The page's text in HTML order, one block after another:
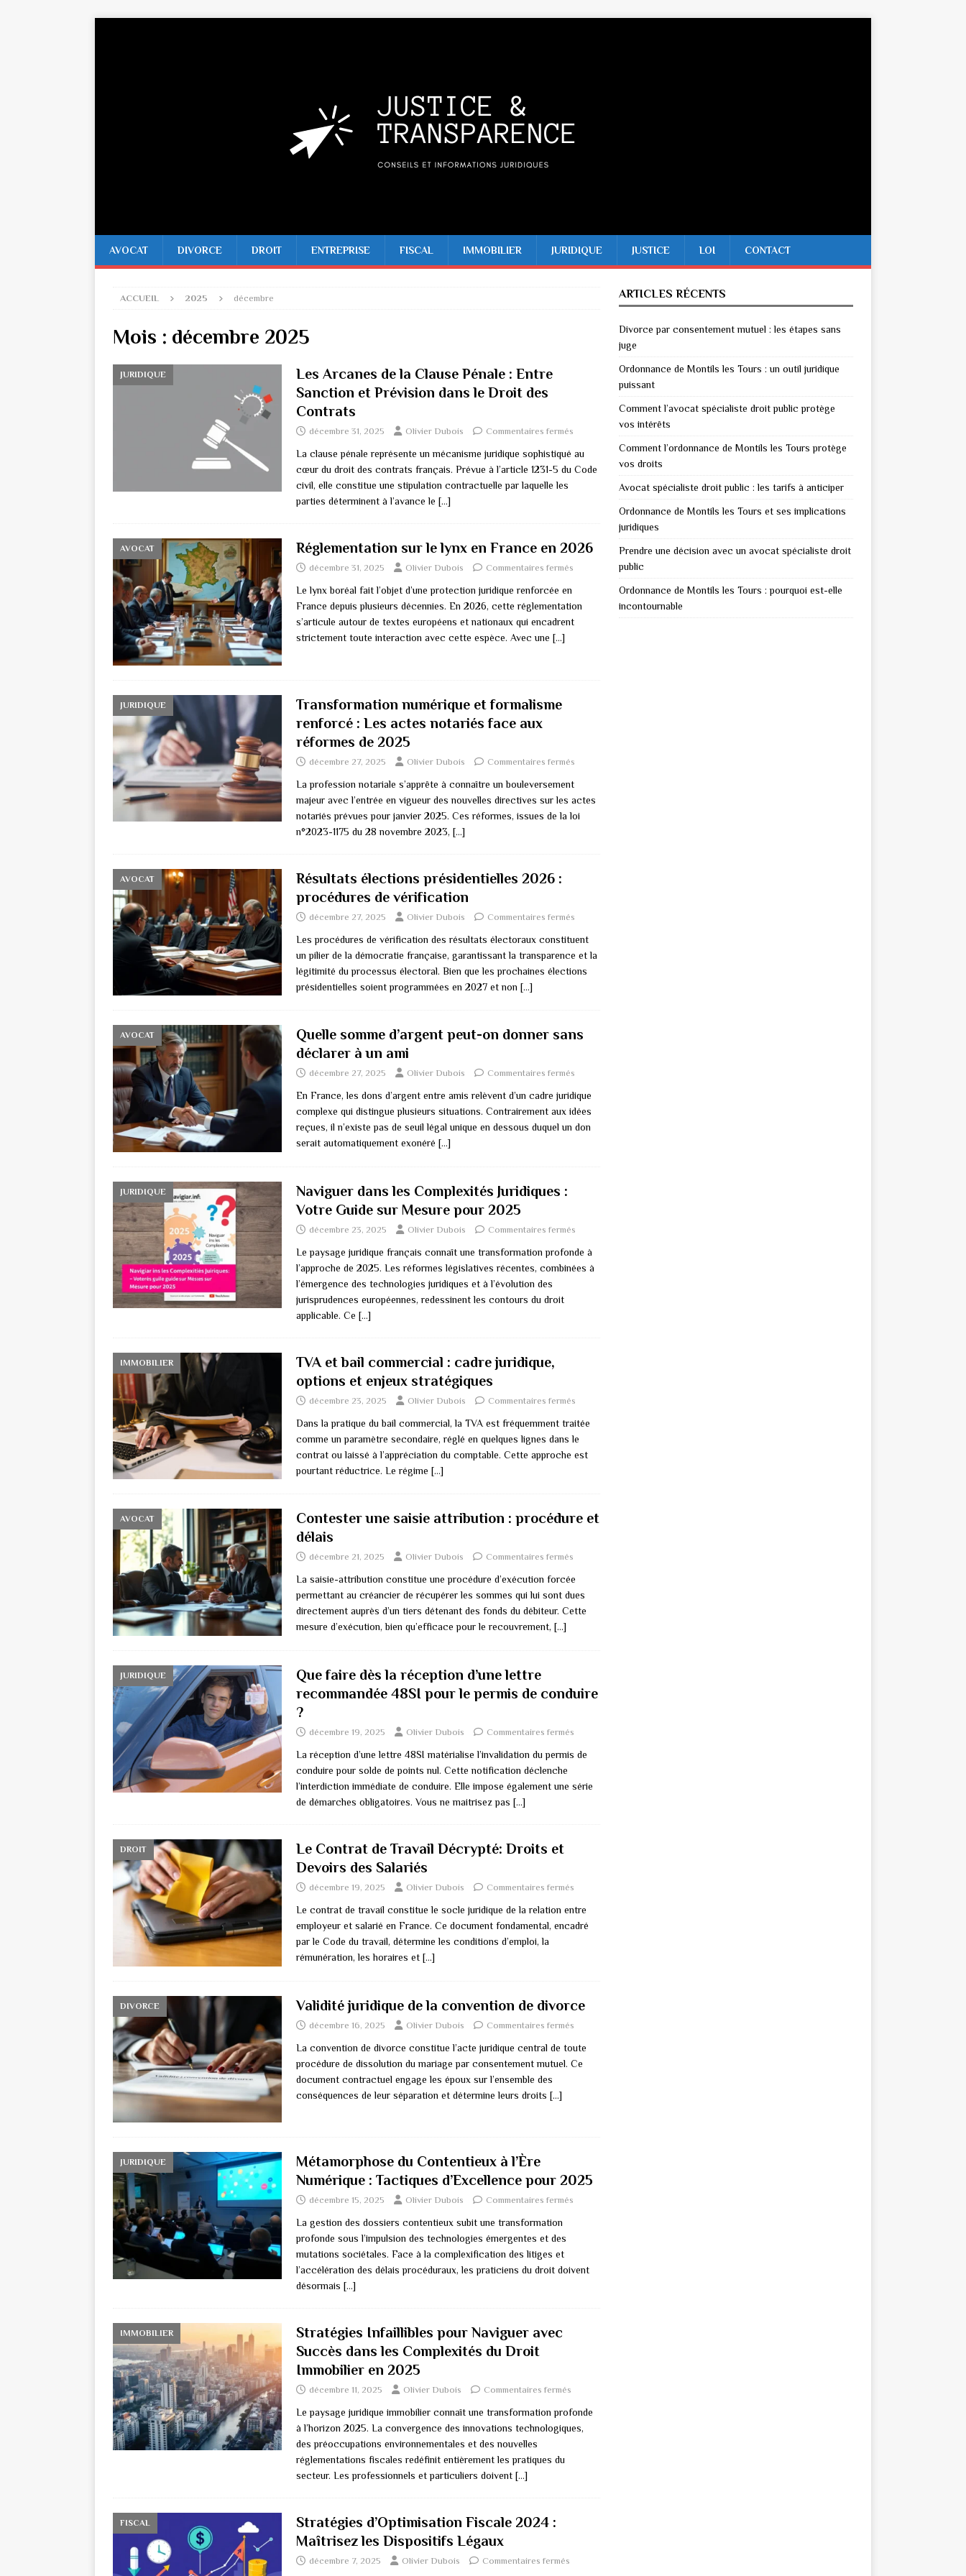
AVOCAT DIVORCE DROIT ENTREPRISE FISCAL IMMOBILIER JURIDIQUE JUSTICE LOI CONTACT
ACCUEIL 2025 décembre
Mois : décembre 2025
JURIDIQUE
Les Arcanes de la Clause Pénale : Entre
Sanction et Prévision dans le Droit des
Contrats
décembre 31, 2025 Olivier Dubois Commentaires fermés
La clause pénale représente un mécanisme juridique sophistiqué au
cœur du droit des contrats français. Prévue à l’article 1231-5 du Code
civil, elle constitue une stipulation contractuelle par laquelle les
parties déterminent à l’avance le […]
AVOCAT Réglementation sur le lynx en France en 2026
décembre 31, 2025 Olivier Dubois Commentaires fermés
Le lynx boréal fait l’objet d’une protection juridique renforcée en
France depuis plusieurs décennies. En 2026, cette réglementation
s’articule autour de textes européens et nationaux qui encadrent
strictement toute interaction avec cette espèce. Avec une […]
JURIDIQUE
Transformation numérique et formalisme
renforcé : Les actes notariés face aux
réformes de 2025
décembre 27, 2025 Olivier Dubois Commentaires fermés
La profession notariale s’apprête à connaître un bouleversement
majeur avec l’entrée en vigueur des nouvelles directives sur les actes
notariés prévues pour janvier 2025. Ces réformes, issues de la loi
n°2023-1175 du 28 novembre 2023, […]
AVOCAT
Résultats élections présidentielles 2026 :
procédures de vérification
décembre 27, 2025 Olivier Dubois Commentaires fermés
Les procédures de vérification des résultats électoraux constituent
un pilier de la démocratie française, garantissant la transparence et la
légitimité du processus électoral. Bien que les prochaines élections
présidentielles soient programmées en 2027 et non […]
AVOCAT
Quelle somme d’argent peut-on donner sans
déclarer à un ami
décembre 27, 2025 Olivier Dubois Commentaires fermés
En France, les dons d’argent entre amis relèvent d’un cadre juridique
complexe qui distingue plusieurs situations. Contrairement aux idées
reçues, il n’existe pas de seuil légal unique en dessous duquel un don
serait automatiquement exonéré […]
JURIDIQUE
Naviguer dans les Complexités Juridiques :
Votre Guide sur Mesure pour 2025
décembre 23, 2025 Olivier Dubois Commentaires fermés
Le paysage juridique français connaît une transformation profonde à
l’approche de 2025. Les réformes législatives récentes, combinées à
l’émergence des technologies juridiques et à l’évolution des
jurisprudences européennes, redessinent les contours du droit
applicable. Ce […]
IMMOBILIER
TVA et bail commercial : cadre juridique,
options et enjeux stratégiques
décembre 23, 2025 Olivier Dubois Commentaires fermés
Dans la pratique du bail commercial, la TVA est fréquemment traitée
comme un paramètre secondaire, réglé en quelques lignes dans le
contrat ou laissé à l’appréciation du comptable. Cette approche est
pourtant réductrice. Le régime […]
AVOCAT
Contester une saisie attribution : procédure et
délais
décembre 21, 2025 Olivier Dubois Commentaires fermés
La saisie-attribution constitue une procédure d’exécution forcée
permettant au créancier de récupérer les sommes qui lui sont dues
directement auprès d’un tiers détenant des fonds du débiteur. Cette
mesure d’exécution, bien qu’efficace pour le recouvrement, […]
JURIDIQUE
Que faire dès la réception d’une lettre
recommandée 48SI pour le permis de conduire
?
décembre 19, 2025 Olivier Dubois Commentaires fermés
La réception d’une lettre 48SI matérialise l’invalidation du permis de
conduire pour solde de points nul. Cette notification déclenche
l’interdiction immédiate de conduire. Elle impose également une série
de démarches obligatoires. Vous ne maitrisez pas […]
DROIT
Le Contrat de Travail Décrypté: Droits et
Devoirs des Salariés
décembre 19, 2025 Olivier Dubois Commentaires fermés
Le contrat de travail constitue le socle juridique de la relation entre
employeur et salarié en France. Ce document fondamental, encadré
par le Code du travail, détermine les conditions d’emploi, la
rémunération, les horaires et […]
DIVORCE Validité juridique de la convention de divorce
décembre 16, 2025 Olivier Dubois Commentaires fermés
La convention de divorce constitue l’acte juridique central de toute
procédure de dissolution du mariage par consentement mutuel. Ce
document contractuel engage les époux sur l’ensemble des
conséquences de leur séparation et détermine leurs droits […]
JURIDIQUE
Métamorphose du Contentieux à l’Ère
Numérique : Tactiques d’Excellence pour 2025
décembre 15, 2025 Olivier Dubois Commentaires fermés
La gestion des dossiers contentieux subit une transformation
profonde sous l’impulsion des technologies émergentes et des
mutations sociétales. Face à la complexification des litiges et
l’accélération des délais procéduraux, les praticiens du droit doivent
désormais […]
IMMOBILIER
Stratégies Infaillibles pour Naviguer avec
Succès dans les Complexités du Droit
Immobilier en 2025
décembre 11, 2025 Olivier Dubois Commentaires fermés
Le paysage juridique immobilier connaît une transformation profonde
à l’horizon 2025. La convergence des innovations technologiques,
des préoccupations environnementales et des nouvelles
réglementations fiscales redéfinit entièrement les pratiques du
secteur. Les professionnels et particuliers doivent […]
FISCAL
Stratégies d’Optimisation Fiscale 2024 :
Maîtrisez les Dispositifs Légaux
décembre 7, 2025 Olivier Dubois Commentaires fermés
ARTICLES RÉCENTS
Divorce par consentement mutuel : les étapes sans
juge
Ordonnance de Montils les Tours : un outil juridique
puissant
Comment l’avocat spécialiste droit public protège
vos intérêts
Comment l’ordonnance de Montils les Tours protège
vos droits
Avocat spécialiste droit public : les tarifs à anticiper
Ordonnance de Montils les Tours et ses implications
juridiques
Prendre une décision avec un avocat spécialiste droit
public
Ordonnance de Montils les Tours : pourquoi est-elle
incontournable